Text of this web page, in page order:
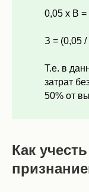
0,05 х В =
З = (0,05
Т.е. в
затрат
50% от
Как